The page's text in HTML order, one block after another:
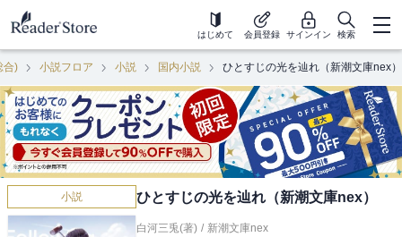
はじめて 会員登録 サインイン 検索
合) 小説フロア 小説 国内小説 ひとすじの光を辿れ（新潮文庫nex）
小説 ひとすじの光を辿れ（新潮文庫nex）
白河三兎(著) / 新潮文庫nex